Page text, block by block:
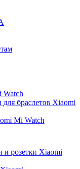
Watch
браслетов Xiaomi
Mi Watch
и розетки Xiaomi